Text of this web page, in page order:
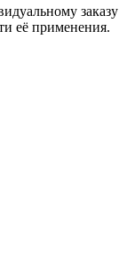
заказу
её применения.